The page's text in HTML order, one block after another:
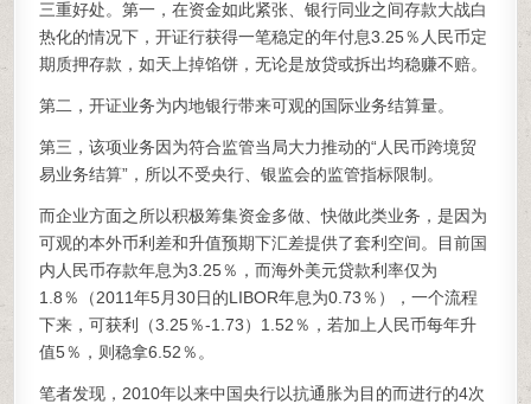
三重好处。第一，在资金如此紧张、银行同业之间存款大战白
热化的情况下，开证行获得一笔稳定的年付息3.25％人民币定
期质押存款，如天上掉馅饼，无论是放贷或拆出均稳赚不赔。
第二，开证业务为内地银行带来可观的国际业务结算量。
第三，该项业务因为符合监管当局大力推动的“人民币跨境贸
易业务结算”，所以不受央行、银监会的监管指标限制。
而企业方面之所以积极筹集资金多做、快做此类业务，是因为
可观的本外币利差和升值预期下汇差提供了套利空间。目前国
内人民币存款年息为3.25％，而海外美元贷款利率仅为
1.8％（2011年5月30日的LIBOR年息为0.73％），一个流程
下来，可获利（3.25％-1.73）1.52％，若加上人民币每年升
值5％，则稳拿6.52％。
笔者发现，2010年以来中国央行以抗通胀为目的而进行的4次